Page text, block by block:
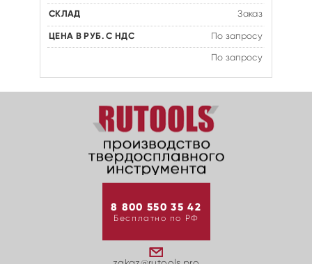
Заказ
По запросу
По запросу
8 800 550 35 42
Бесплатно по РФ